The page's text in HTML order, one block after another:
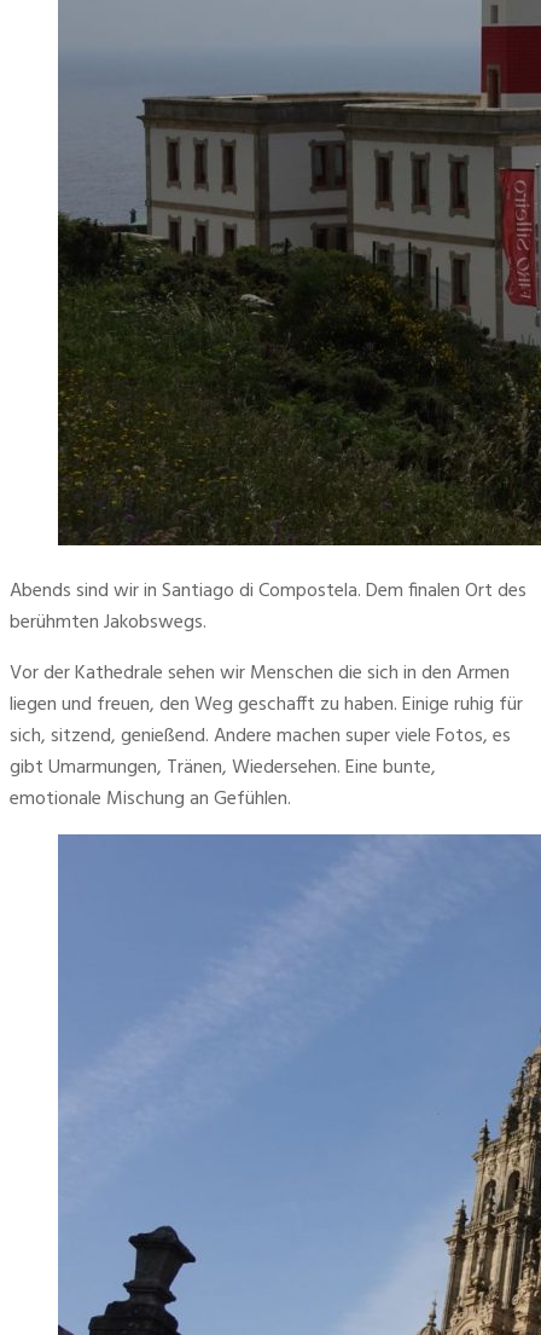
Abends sind wir in Santiago di Compostela. Dem finalen Ort des
berühmten Jakobswegs.
Vor der Kathedrale sehen wir Menschen die sich in den Armen
liegen und freuen, den Weg geschafft zu haben. Einige ruhig für
sich, sitzend, genießend. Andere machen super viele Fotos, es
gibt Umarmungen, Tränen, Wiedersehen. Eine bunte,
emotionale Mischung an Gefühlen.